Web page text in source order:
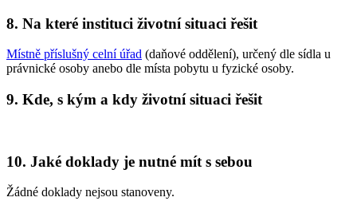
8. Na které instituci životní situaci řešit
Místně příslušný celní úřad (daňové oddělení), určený dle sídla u
právnické osoby anebo dle místa pobytu u fyzické osoby.
9. Kde, s kým a kdy životní situaci řešit
10. Jaké doklady je nutné mít s sebou
Žádné doklady nejsou stanoveny.